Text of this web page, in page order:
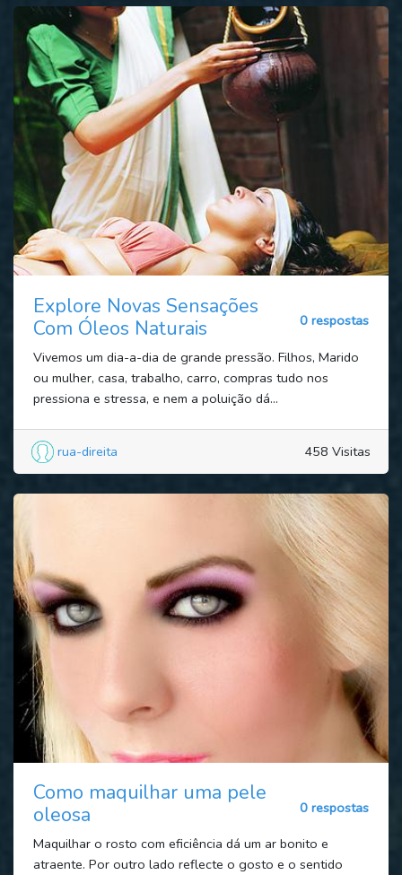
Explore Novas Sensações
Com Óleos Naturais
0 respostas
Vivemos um dia-a-dia de grande pressão. Filhos, Marido
ou mulher, casa, trabalho, carro, compras tudo nos
pressiona e stressa, e nem a poluição dá...
rua-direita 458 Visitas
Como maquilhar uma pele
oleosa
0 respostas
Maquilhar o rosto com eficiência dá um ar bonito e
atraente. Por outro lado reflecte o gosto e o sentido